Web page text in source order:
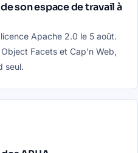
son espace de travail à
Apache 2.0 le 5 août.
Facets et Cap'n Web,
seul.